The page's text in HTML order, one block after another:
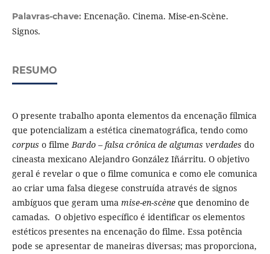
Palavras-chave: Encenação. Cinema. Mise-en-Scène.
Signos.
RESUMO
O presente trabalho aponta elementos da encenação fílmica
que potencializam a estética cinematográfica, tendo como
corpus o filmeBardo – falsa crônica de algumas verdades do
cineasta mexicano Alejandro González Iñárritu. O objetivo
geral é revelar o que o filme comunica e como ele comunica
ao criar uma falsa diegese construída através de signos
ambíguos que geram uma mise-en-scèneque denomino de
camadas. O objetivo específico é identificar os elementos
estéticos presentes na encenação do filme. Essa potência
pode se apresentar de maneiras diversas; mas proporciona,